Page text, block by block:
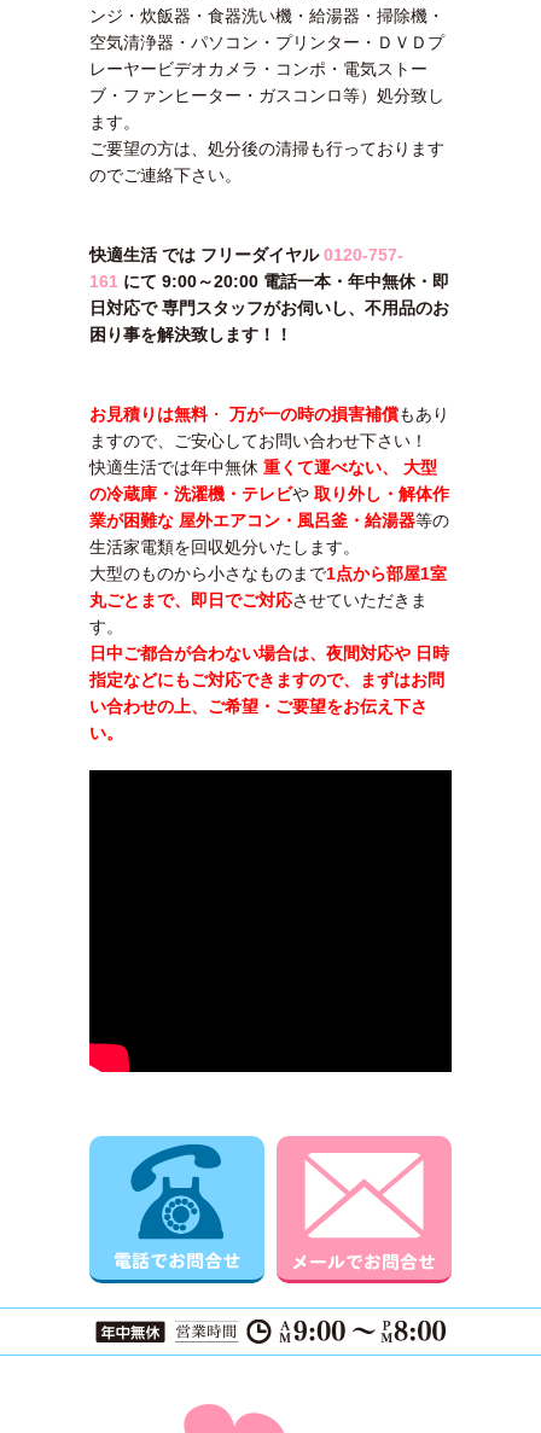
ンジ・炊飯器・食器洗い機・給湯器・掃除機・
空気清浄器・パソコン・プリンター・ＤＶＤプ
レーヤービデオカメラ・コンポ・電気ストー
ブ・ファンヒーター・ガスコンロ等）処分致し
ます。
ご要望の方は、処分後の清掃も行っております
のでご連絡下さい。
快適生活 では フリーダイヤル0120-757-
161 にて 9:00～20:00 電話一本・年中無休・即
日対応で 専門スタッフがお伺いし、不用品のお
困り事を解決致します！！
お見積りは無料・ 万が一の時の損害補償もあり
ますので、ご安心してお問い合わせ下さい！
快適生活では年中無休 重くて運べない、 大型
の冷蔵庫・洗濯機・テレビや 取り外し・解体作
業が困難な 屋外エアコン・風呂釜・給湯器等の
生活家電類を回収処分いたします。
大型のものから小さなものまで1点から部屋1室
丸ごとまで、即日でご対応させていただきま
す。
日中ご都合が合わない場合は、夜間対応や 日時
指定などにもご対応できますので、まずはお問
い合わせの上、ご希望・ご要望をお伝え下さ
い。
電話でお問合せ